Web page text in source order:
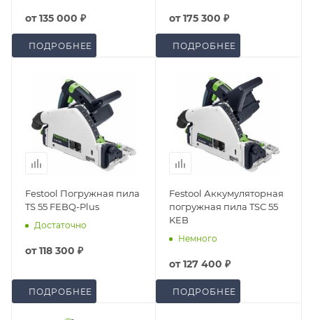
от135 000 ₽
ПОДРОБНЕЕ
от175 300 ₽
ПОДРОБНЕЕ
Festool Погружная пила
TS 55 FEBQ-Plus
Достаточно
от118 300 ₽
ПОДРОБНЕЕ
Festool Аккумуляторная
погружная пила TSC 55
KEB
Немного
от127 400 ₽
ПОДРОБНЕЕ